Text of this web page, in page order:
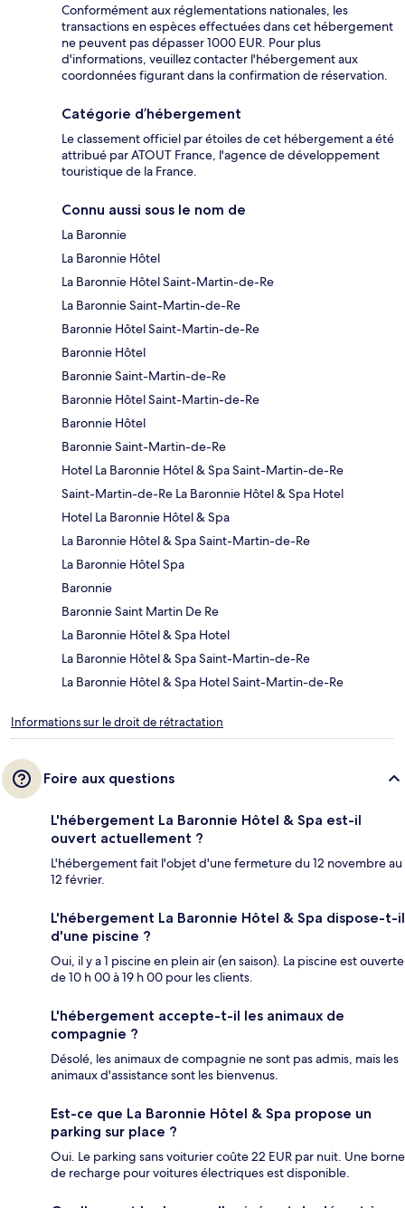
Conformément aux réglementations nationales, les
transactions en espèces effectuées dans cet hébergement
ne peuvent pas dépasser 1000 EUR. Pour plus
d'informations, veuillez contacter l'hébergement aux
coordonnées figurant dans la confirmation de réservation.
Catégorie d’hébergement
Le classement officiel par étoiles de cet hébergement a été
attribué par ATOUT France, l'agence de développement
touristique de la France.
Connu aussi sous le nom de
La Baronnie
La Baronnie Hôtel
La Baronnie Hôtel Saint-Martin-de-Re
La Baronnie Saint-Martin-de-Re
Baronnie Hôtel Saint-Martin-de-Re
Baronnie Hôtel
Baronnie Saint-Martin-de-Re
Baronnie Hôtel Saint-Martin-de-Re
Baronnie Hôtel
Baronnie Saint-Martin-de-Re
Hotel La Baronnie Hôtel & Spa Saint-Martin-de-Re
Saint-Martin-de-Re La Baronnie Hôtel & Spa Hotel
Hotel La Baronnie Hôtel & Spa
La Baronnie Hôtel & Spa Saint-Martin-de-Re
La Baronnie Hôtel Spa
Baronnie
Baronnie Saint Martin De Re
La Baronnie Hôtel & Spa Hotel
La Baronnie Hôtel & Spa Saint-Martin-de-Re
La Baronnie Hôtel & Spa Hotel Saint-Martin-de-Re
Informations sur le droit de rétractation
Foire aux questions
L'hébergement La Baronnie Hôtel & Spa est-il
ouvert actuellement ?
L'hébergement fait l'objet d'une fermeture du 12 novembre au
12 février.
L'hébergement La Baronnie Hôtel & Spa dispose-t-il
d'une piscine ?
Oui, il y a 1 piscine en plein air (en saison). La piscine est ouverte
de 10 h 00 à 19 h 00 pour les clients.
L'hébergement accepte-t-il les animaux de
compagnie ?
Désolé, les animaux de compagnie ne sont pas admis, mais les
animaux d'assistance sont les bienvenus.
Est-ce que La Baronnie Hôtel & Spa propose un
parking sur place ?
Oui. Le parking sans voiturier coûte 22 EUR par nuit. Une borne
de recharge pour voitures électriques est disponible.